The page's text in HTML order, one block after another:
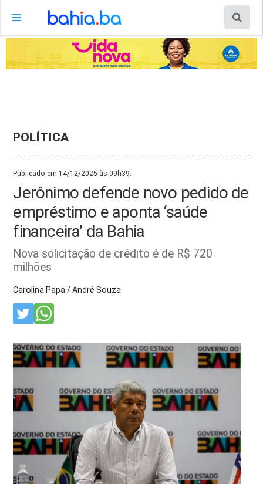
POLÍTICA
Publicado em 14/12/2025 às 09h39.
Jerônimo defende novo pedido de
empréstimo e aponta ‘saúde
financeira’ da Bahia
Nova solicitação de crédito é de R$ 720
milhões
Carolina Papa / André Souza